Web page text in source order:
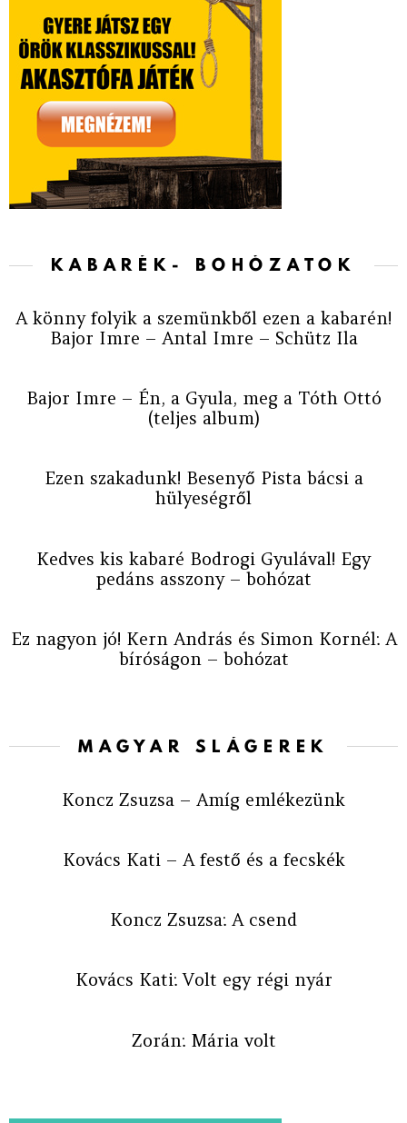
KABARÉK- BOHÓZATOK
A könny folyik a szemünkből ezen a kabarén!
Bajor Imre – Antal Imre – Schütz Ila
Bajor Imre – Én, a Gyula, meg a Tóth Ottó
(teljes album)
Ezen szakadunk! Besenyő Pista bácsi a
hülyeségről
Kedves kis kabaré Bodrogi Gyulával! Egy
pedáns asszony – bohózat
Ez nagyon jó! Kern András és Simon Kornél: A
bíróságon – bohózat
MAGYAR SLÁGEREK
Koncz Zsuzsa – Amíg emlékezünk
Kovács Kati – A festő és a fecskék
Koncz Zsuzsa: A csend
Kovács Kati: Volt egy régi nyár
Zorán: Mária volt